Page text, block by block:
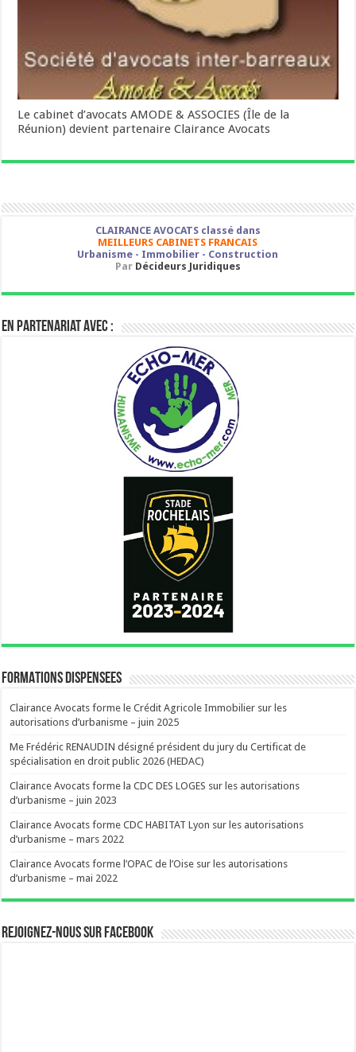
Le cabinet d’avocats AMODE & ASSOCIES (Île de la
Réunion) devient partenaire Clairance Avocats
CLAIRANCE AVOCATS classé dans
MEILLEURS CABINETS FRANCAIS
Urbanisme - Immobilier - Construction
Par Décideurs Juridiques
En partenariat avec :
FORMATIONS DISPENSEES
Clairance Avocats forme le Crédit Agricole Immobilier sur les
autorisations d’urbanisme – juin 2025
Me Frédéric RENAUDIN désigné président du jury du Certificat de
spécialisation en droit public 2026 (HEDAC)
Clairance Avocats forme la CDC DES LOGES sur les autorisations
d’urbanisme – juin 2023
Clairance Avocats forme CDC HABITAT Lyon sur les autorisations
d’urbanisme – mars 2022
Clairance Avocats forme l’OPAC de l’Oise sur les autorisations
d’urbanisme – mai 2022
Rejoignez-nous sur Facebook